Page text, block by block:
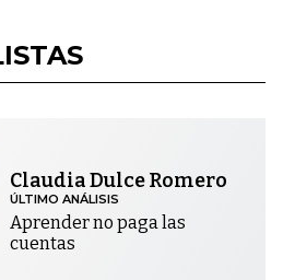
Claudia Dulce Romero
ÚLTIMO ANÁLISIS
Aprender no paga las
cuentas